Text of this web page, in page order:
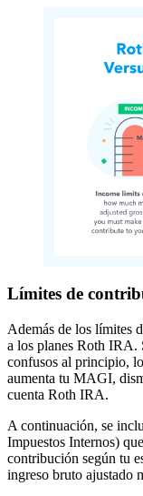
Límites de
Además de los límites
a los planes Roth IRA.
confusos al principio,
aumenta tu MAGI,
cuenta Roth IRA.
A continuación, se
Impuestos Internos)
contribución según tu
ingreso bruto ajustado